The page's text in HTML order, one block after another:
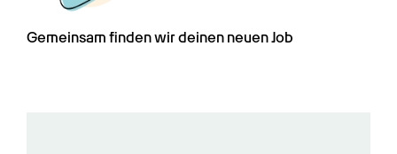
Gemeinsam finden wir deinen neuen Job